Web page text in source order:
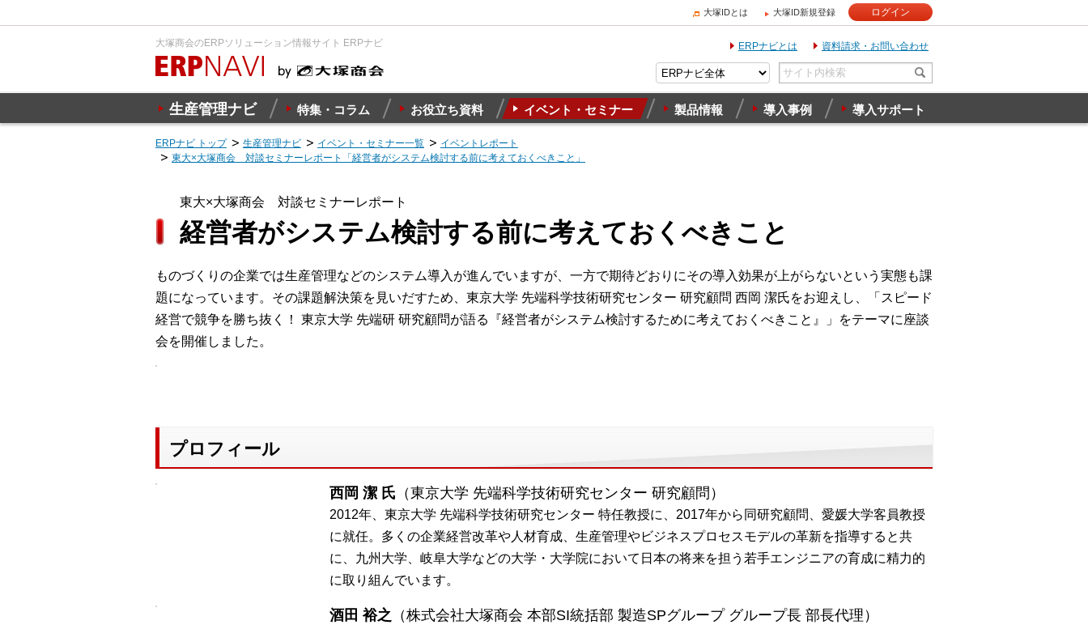
大塚IDとは 大塚ID新規登録 ログイン
大塚商会のERPソリューション情報サイト ERPナビ ERPナビとは 資料請求・お問い合わせ
生産管理ナビ 特集・コラム お役立ち資料 イベント・セミナー 製品情報 導入事例 導入サポート
ERPナビ トップ 生産管理ナビ イベント・セミナー一覧
イベントレポート
東大×大塚商会 対談セミナーレポート「経営者がシステム検討する前に考えておくべきこと」
東大×大塚商会 対談セミナーレポート
経営者がシステム検討する前に考えておくべきこと
ものづくりの企業では生産管理などのシステム導入が進んでいますが、一方で期待どおりにその導入効果が上がらないという実態も課
題になっています。その課題解決策を見いだすため、東京大学 先端科学技術研究センター 研究顧問 西岡 潔氏をお迎えし、「スピード
経営で競争を勝ち抜く！ 東京大学 先端研 研究顧問が語る『経営者がシステム検討するために考えておくべきこと』」をテーマに座談
会を開催しました。
プロフィール
西岡 潔 氏 （東京大学 先端科学技術研究センター 研究顧問）
2012年、東京大学 先端科学技術研究センター 特任教授に、2017年から同研究顧問、愛媛大学客員教授
に就任。多くの企業経営改革や人材育成、生産管理やビジネスプロセスモデルの革新を指導すると共
に、九州大学、岐阜大学などの大学・大学院において日本の将来を担う若手エンジニアの育成に精力的
に取り組んでいます。
酒田 裕之 （株式会社大塚商会 本部SI統括部 製造SPグループ グループ長 部長代理）